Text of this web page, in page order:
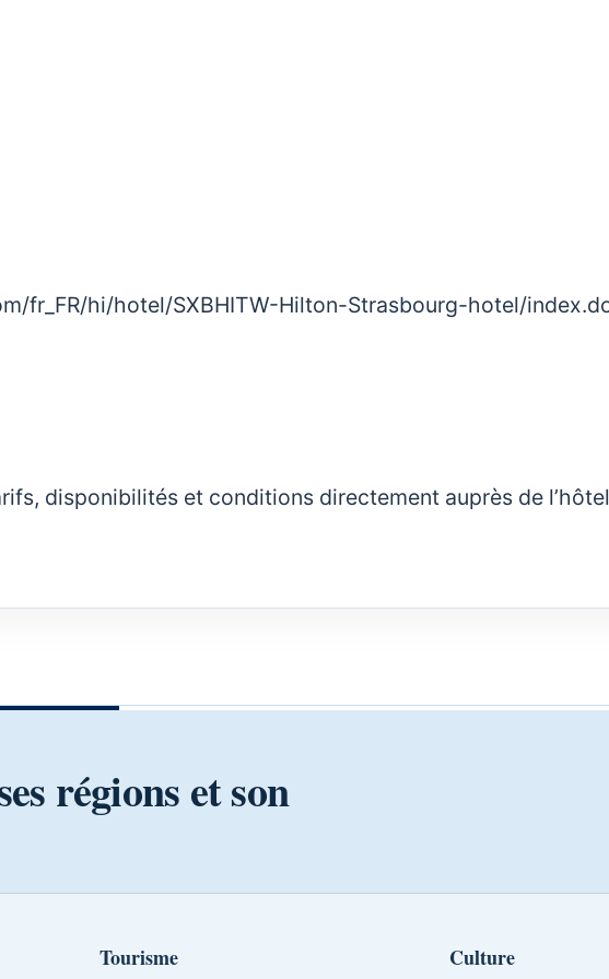
fr_FR/hi/hotel/SXBHITW-Hilton-Strasbourg-hotel/
disponibilités et conditions directement auprès de
régions et son
Tourisme Culture